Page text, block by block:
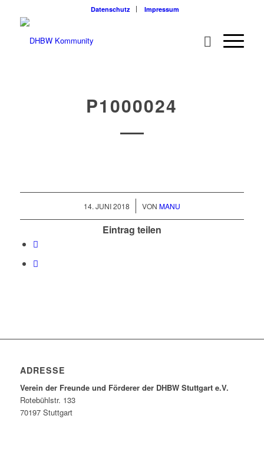
Datenschutz Impressum
P1000024
14. JUNI 2018
/ VON MANU
Eintrag teilen
ADRESSE
Verein der Freunde und Förderer der DHBW Stuttgart e.V.
Rotebühlstr. 133
70197 Stuttgart